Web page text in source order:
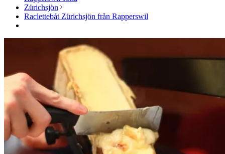
Zürichsjön
Raclettebåt Zürichsjön från Rapperswil